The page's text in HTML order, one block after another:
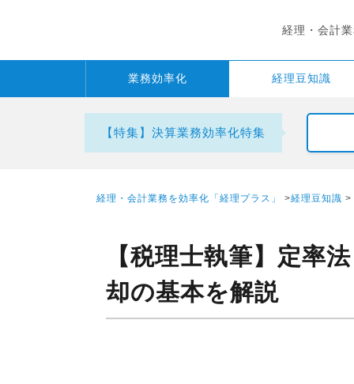
経理・会計
業務効率化 経理豆知識
【特集】決算業務効率化特集
経理・会計業務を効率化「経理プラス」 >経理豆知識 >
【税理士執筆】定率
却の基本を解説